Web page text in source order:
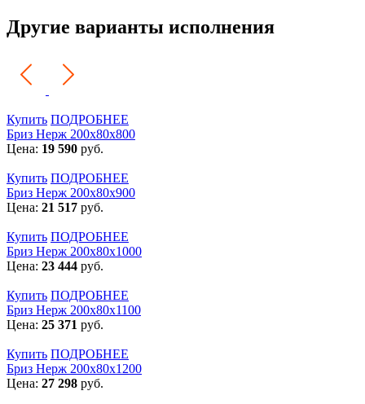
Другие варианты исполнения
Купить ПОДРОБНЕЕ
Бриз Нерж 200х80х800
Цена: 19 590 руб.
Купить ПОДРОБНЕЕ
Бриз Нерж 200х80х900
Цена: 21 517 руб.
Купить ПОДРОБНЕЕ
Бриз Нерж 200х80х1000
Цена: 23 444 руб.
Купить ПОДРОБНЕЕ
Бриз Нерж 200х80х1100
Цена: 25 371 руб.
Купить ПОДРОБНЕЕ
Бриз Нерж 200х80х1200
Цена: 27 298 руб.